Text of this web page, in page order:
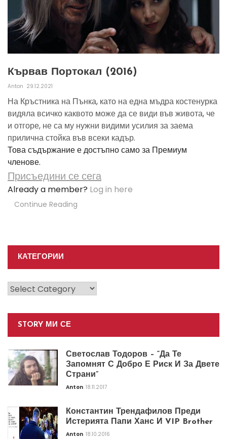
Кървав Портокал (2016)
Anton 29.12.2021
На Кръстника на Пънка, като на една мъдра костенурка
видяла всичко каквото може да се види във живота, че
и отгоре, не са му нужни видими усилия за заема
прилична стойка във всеки кадър.
Това съдържание е достъпно само за Премиум
членове.
Присъедини се сега
Already a member? Log in here
Continue Reading
КАТЕГОРИИ
Категории
STORY МИ СЕ
Светослав Тодоров – “Да Те
Запомнят С Добро Е Риск И За Двете
Страни”
Anton 18.11.2017
Константин Трендафилов Преди
Истерията Папи Ханс И VIP Brother
Anton 18.10.2016